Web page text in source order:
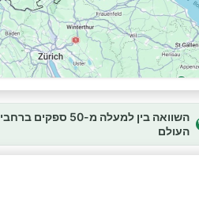
השוואה בין למעלה מ-50 ספקים ברחבי
העולם